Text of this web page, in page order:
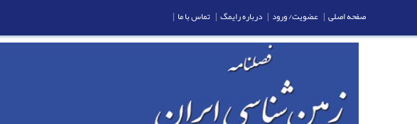
صفحه اصلی | عضویت/ ورود | درباره رایمگ | تماس با ما |